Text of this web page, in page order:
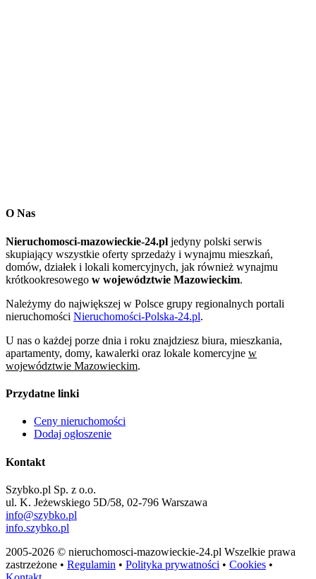
O Nas
Nieruchomosci-mazowieckie-24.pl jedyny polski serwis
skupiający wszystkie oferty sprzedaży i wynajmu mieszkań,
domów, działek i lokali komercyjnych, jak również wynajmu
krótkookresowego w województwie Mazowieckim.
Należymy do największej w Polsce grupy regionalnych portali
nieruchomości Nieruchomości-Polska-24.pl.
U nas o każdej porze dnia i roku znajdziesz biura, mieszkania,
apartamenty, domy, kawalerki oraz lokale komercyjne w
województwie Mazowieckim.
Przydatne linki
Ceny nieruchomości
Dodaj ogłoszenie
Kontakt
Szybko.pl Sp. z o.o.
ul. K. Jeżewskiego 5D/58, 02-796 Warszawa
info@szybko.pl
info.szybko.pl
2005-2026 © nieruchomosci-mazowieckie-24.pl Wszelkie prawa
zastrzeżone • Regulamin • Polityka prywatności • Cookies •